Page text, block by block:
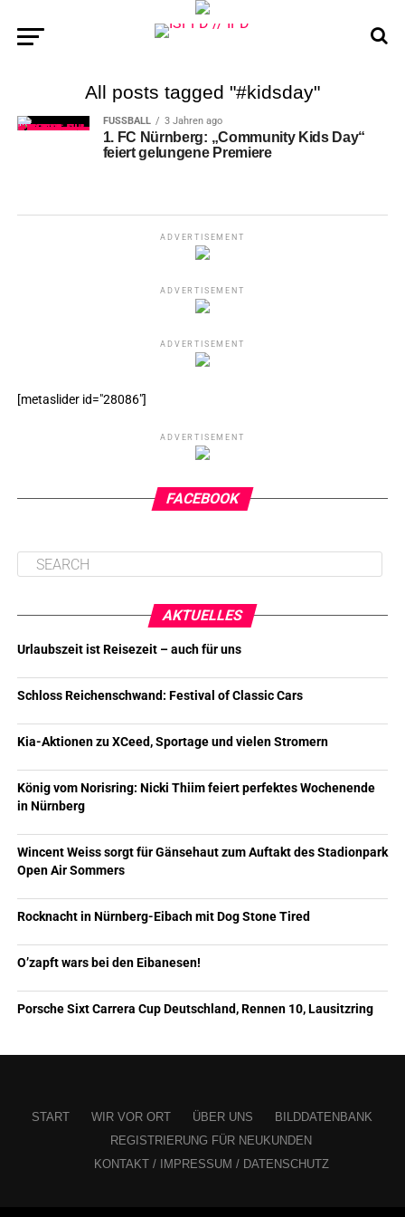
All posts tagged "#kidsday"
FUSSBALL 3 Jahren ago
1. FC Nürnberg: „Community Kids Day“
feiert gelungene Premiere
ADVERTISEMENT
ADVERTISEMENT
ADVERTISEMENT
[metaslider id="28086"]
ADVERTISEMENT
FACEBOOK
AKTUELLES
Urlaubszeit ist Reisezeit – auch für uns
Schloss Reichenschwand: Festival of Classic Cars
Kia-Aktionen zu XCeed, Sportage und vielen Stromern
König vom Norisring: Nicki Thiim feiert perfektes Wochenende
in Nürnberg
Wincent Weiss sorgt für Gänsehaut zum Auftakt des Stadionpark
Open Air Sommers
Rocknacht in Nürnberg-Eibach mit Dog Stone Tired
O’zapft wars bei den Eibanesen!
Porsche Sixt Carrera Cup Deutschland, Rennen 10, Lausitzring
START WIR VOR ORT ÜBER UNS
BILDDATENBANK
REGISTRIERUNG FÜR NEUKUNDEN
KONTAKT / IMPRESSUM / DATENSCHUTZ